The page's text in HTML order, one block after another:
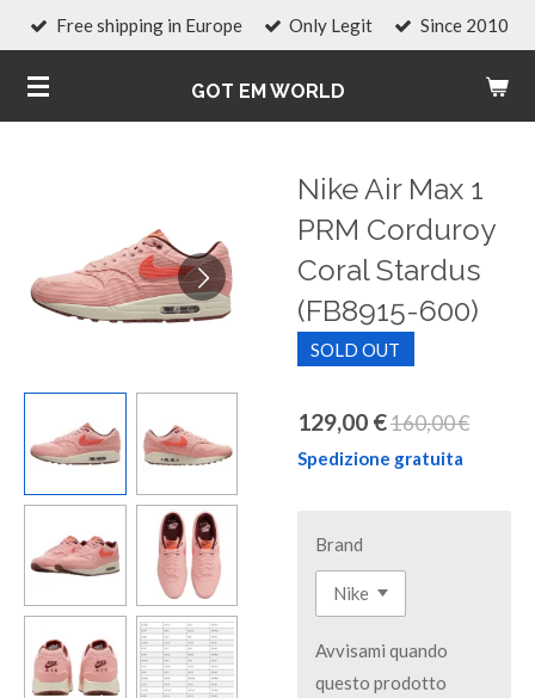
Vai
contenuto
principale
GOT EM WORLD
Free shipping in Europe Only Legit Since 2010
Nike Air Max 1
PRM Corduroy
Coral Stardus
(FB8915-600)
SOLD OUT
129,00 €160,00 €
Spedizione gratuita
Brand
Avvisami quando
questo prodotto